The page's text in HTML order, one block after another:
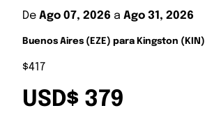
De Ago 07, 2026 a Ago 31, 2026
Buenos Aires (EZE) para Kingston (KIN)
$417
USD$ 379